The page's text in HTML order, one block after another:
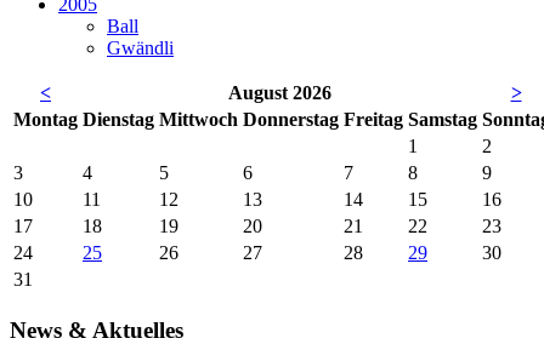
2005
Ball
Gwändli
< August 2026
>
Montag Dienstag Mittwoch Donnerstag Freitag Samstag So
1
2
3
4 5 6 7 8
9
10
11 12 13 14 15
16
17
18 19 20 21 22
23
24
25 26 27 28 29
30
31
News & Aktuelles